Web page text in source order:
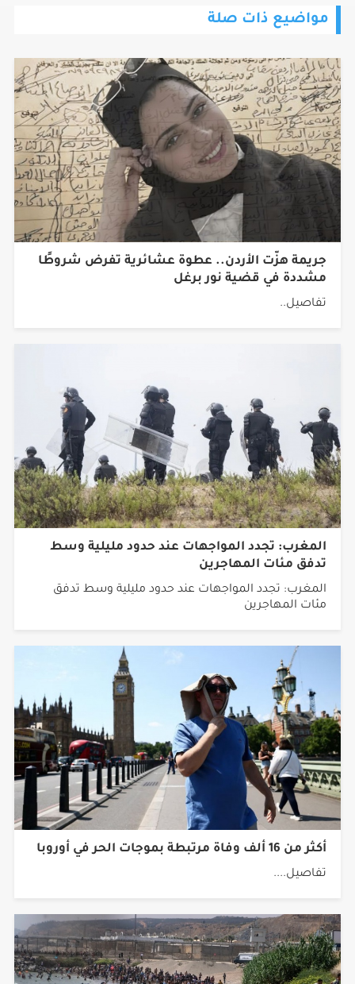
جريمة هزّت الأردن.. عطوة عشائرية تفرض شروطًا
مشددة في قضية نور برغل
تفاصيل..
المغرب: تجدد المواجهات عند حدود مليلية وسط
تدفق مئات المهاجرين
المغرب: تجدد المواجهات عند حدود مليلية وسط تدفق
مئات المهاجرين
أكثر من 16 ألف وفاة مرتبطة بموجات الحر في أوروبا
تفاصيل....